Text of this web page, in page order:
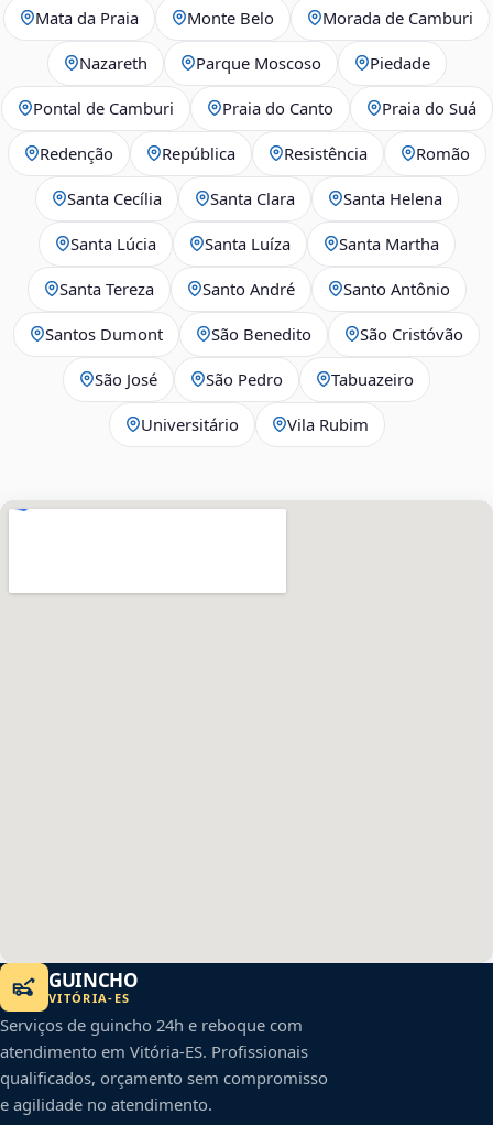
Mata da Praia Monte Belo Morada de Camburi
Nazareth Parque Moscoso Piedade
Pontal de Camburi Praia do Canto Praia do Suá
Redenção República Resistência Romão
Santa Cecília Santa Clara Santa Helena
Santa Lúcia Santa Luíza Santa Martha
Santa Tereza Santo André Santo Antônio
Santos Dumont São Benedito São Cristóvão
São José São Pedro Tabuazeiro
Universitário Vila Rubim
GUINCHO
VITÓRIA- ES
Serviços de guincho 24h e reboque com
atendimento em Vitória-ES. Profissionais
qualificados, orçamento sem compromisso
e agilidade no atendimento.